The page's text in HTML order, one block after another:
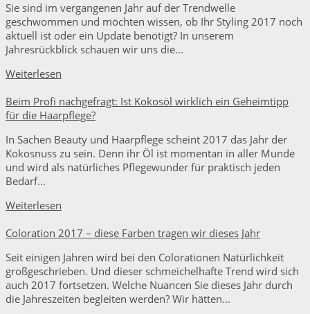
Sie sind im vergangenen Jahr auf der Trendwelle
geschwommen und möchten wissen, ob Ihr Styling 2017 noch
aktuell ist oder ein Update benötigt? In unserem
Jahresrückblick schauen wir uns die...
Weiterlesen
Beim Profi nachgefragt: Ist Kokosöl wirklich ein Geheimtipp
für die Haarpflege?
In Sachen Beauty und Haarpflege scheint 2017 das Jahr der
Kokosnuss zu sein. Denn ihr Öl ist momentan in aller Munde
und wird als natürliches Pflegewunder für praktisch jeden
Bedarf...
Weiterlesen
Coloration 2017 – diese Farben tragen wir dieses Jahr
Seit einigen Jahren wird bei den Colorationen Natürlichkeit
großgeschrieben. Und dieser schmeichelhafte Trend wird sich
auch 2017 fortsetzen. Welche Nuancen Sie dieses Jahr durch
die Jahreszeiten begleiten werden? Wir hätten...